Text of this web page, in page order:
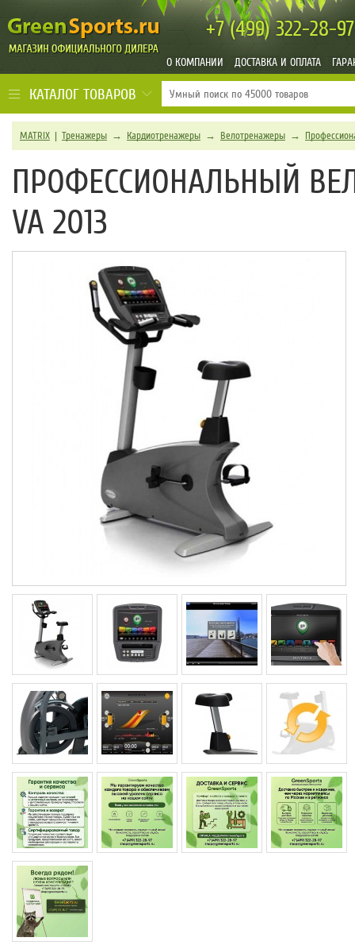
+7 (499)322-28-97
О КОМПАНИИ ДОСТАВКА И ОПЛАТА
КАТАЛОГ ТОВАРОВ
MATRIX | Тренажеры → Кардиотренажеры → Велотренажеры →
ПРОФЕССИОНАЛЬНЫЙ
VA 2013